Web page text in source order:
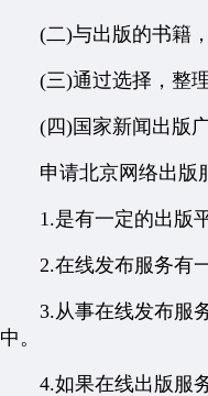
(二)与出版的书籍，
(三)通过选择，整理
(四)国家新闻出版广
申请北京网络出版
1.是有一定的出版平
2.在线发布服务有
3.从事在线发布服务
中。
4.如果在线出版服务